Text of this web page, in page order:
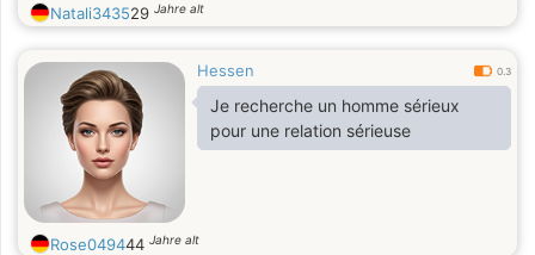
warm feeling of having someone
anything.
Natali343529 Jahre alt
Hessen 0.3
Je recherche un homme sérieux
pour une relation sérieuse
Rose049444 Jahre alt